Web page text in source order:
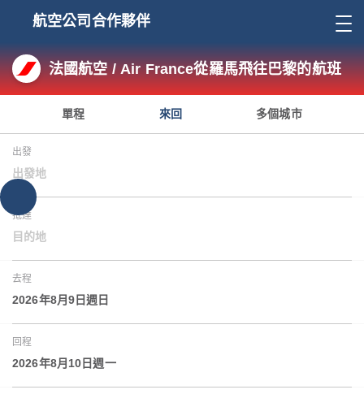
航空公司合作夥伴
法國航空 / Air France從羅馬飛往巴黎的航班
單程 來回 多個城市
出發
出發地
抵達
目的地
去程
2026年8月9日週日
回程
2026年8月10日週一